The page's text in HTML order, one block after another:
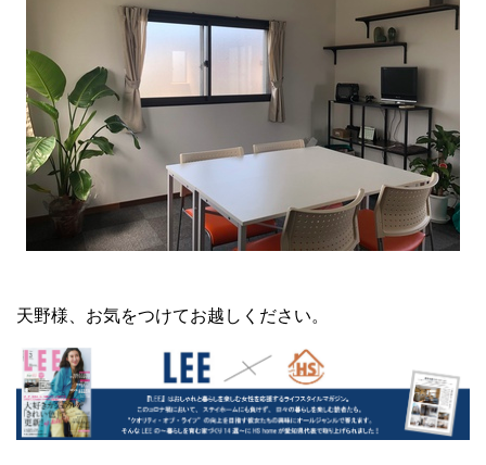
天野様、お気をつけてお越しください。